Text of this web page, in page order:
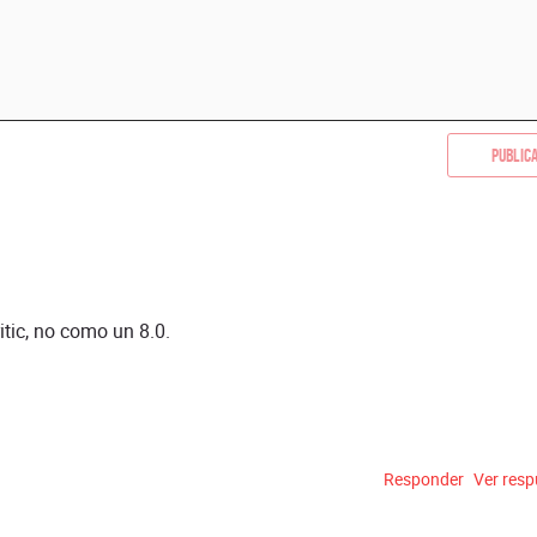
no como un 8.0.
Responder Ver